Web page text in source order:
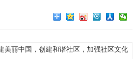
丽中国，创建和谐社区，加强社区文化